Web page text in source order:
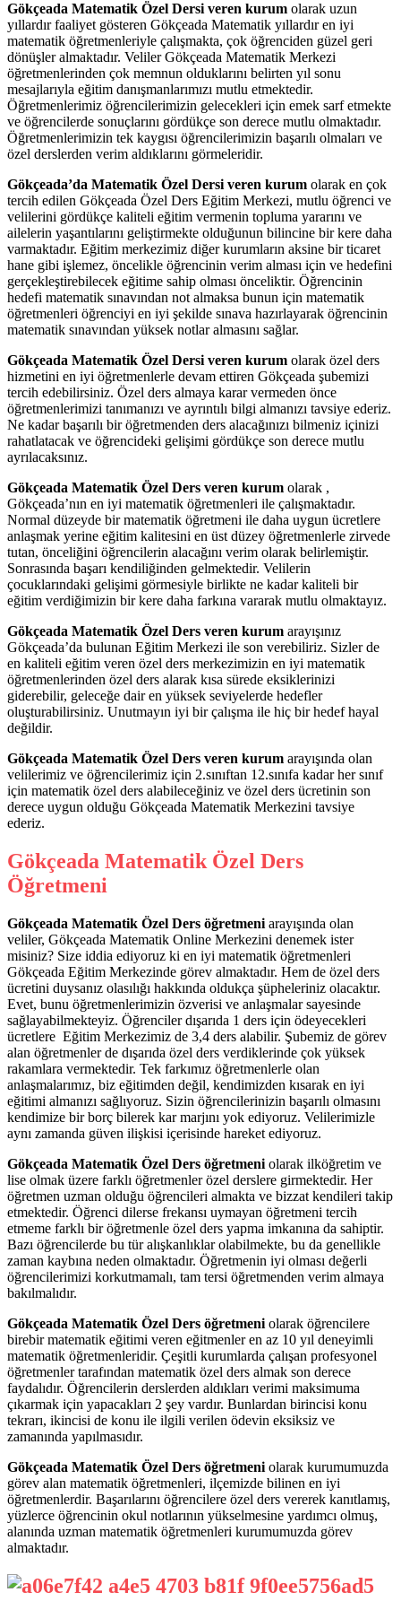
Gökçeada Matematik Özel Dersi veren kurum olarak uzun
yıllardır faaliyet gösteren Gökçeada Matematik yıllardır en iyi
matematik öğretmenleriyle çalışmakta, çok öğrenciden güzel geri
dönüşler almaktadır. Veliler Gökçeada Matematik Merkezi
öğretmenlerinden çok memnun olduklarını belirten yıl sonu
mesajlarıyla eğitim danışmanlarımızı mutlu etmektedir.
Öğretmenlerimiz öğrencilerimizin gelecekleri için emek sarf etmekte
ve öğrencilerde sonuçlarını gördükçe son derece mutlu olmaktadır.
Öğretmenlerimizin tek kaygısı öğrencilerimizin başarılı olmaları ve
özel derslerden verim aldıklarını görmeleridir.
Gökçeada’da Matematik Özel Dersi veren kurum olarak en çok
tercih edilen Gökçeada Özel Ders Eğitim Merkezi, mutlu öğrenci ve
velilerini gördükçe kaliteli eğitim vermenin topluma yararını ve
ailelerin yaşantılarını geliştirmekte olduğunun bilincine bir kere daha
varmaktadır. Eğitim merkezimiz diğer kurumların aksine bir ticaret
hane gibi işlemez, öncelikle öğrencinin verim alması için ve hedefini
gerçekleştirebilecek eğitime sahip olması önceliktir. Öğrencinin
hedefi matematik sınavından not almaksa bunun için matematik
öğretmenleri öğrenciyi en iyi şekilde sınava hazırlayarak öğrencinin
matematik sınavından yüksek notlar almasını sağlar.
Gökçeada Matematik Özel Dersi veren kurum olarak özel ders
hizmetini en iyi öğretmenlerle devam ettiren Gökçeada şubemizi
tercih edebilirsiniz. Özel ders almaya karar vermeden önce
öğretmenlerimizi tanımanızı ve ayrıntılı bilgi almanızı tavsiye ederiz.
Ne kadar başarılı bir öğretmenden ders alacağınızı bilmeniz içinizi
rahatlatacak ve öğrencideki gelişimi gördükçe son derece mutlu
ayrılacaksınız.
Gökçeada Matematik Özel Ders veren kurum olarak ,
Gökçeada’nın en iyi matematik öğretmenleri ile çalışmaktadır.
Normal düzeyde bir matematik öğretmeni ile daha uygun ücretlere
anlaşmak yerine eğitim kalitesini en üst düzey öğretmenlerle zirvede
tutan, önceliğini öğrencilerin alacağını verim olarak belirlemiştir.
Sonrasında başarı kendiliğinden gelmektedir. Velilerin
çocuklarındaki gelişimi görmesiyle birlikte ne kadar kaliteli bir
eğitim verdiğimizin bir kere daha farkına vararak mutlu olmaktayız.
Gökçeada Matematik Özel Ders veren kurum arayışınız
Gökçeada’da bulunan Eğitim Merkezi ile son verebiliriz. Sizler de
en kaliteli eğitim veren özel ders merkezimizin en iyi matematik
öğretmenlerinden özel ders alarak kısa sürede eksiklerinizi
giderebilir, geleceğe dair en yüksek seviyelerde hedefler
oluşturabilirsiniz. Unutmayın iyi bir çalışma ile hiç bir hedef hayal
değildir.
Gökçeada Matematik Özel Ders veren kurum arayışında olan
velilerimiz ve öğrencilerimiz için 2.sınıftan 12.sınıfa kadar her sınıf
için matematik özel ders alabileceğiniz ve özel ders ücretinin son
derece uygun olduğu Gökçeada Matematik Merkezini tavsiye
ederiz.
Gökçeada Matematik Özel Ders
Öğretmeni
Gökçeada Matematik Özel Ders öğretmeni arayışında olan
veliler, Gökçeada Matematik Online Merkezini denemek ister
misiniz? Size iddia ediyoruz ki en iyi matematik öğretmenleri
Gökçeada Eğitim Merkezinde görev almaktadır. Hem de özel ders
ücretini duysanız olasılığı hakkında oldukça şüpheleriniz olacaktır.
Evet, bunu öğretmenlerimizin özverisi ve anlaşmalar sayesinde
sağlayabilmekteyiz. Öğrenciler dışarıda 1 ders için ödeyecekleri
ücretlere Eğitim Merkezimiz de 3,4 ders alabilir. Şubemiz de görev
alan öğretmenler de dışarıda özel ders verdiklerinde çok yüksek
rakamlara vermektedir. Tek farkımız öğretmenlerle olan
anlaşmalarımız, biz eğitimden değil, kendimizden kısarak en iyi
eğitimi almanızı sağlıyoruz. Sizin öğrencilerinizin başarılı olmasını
kendimize bir borç bilerek kar marjını yok ediyoruz. Velilerimizle
aynı zamanda güven ilişkisi içerisinde hareket ediyoruz.
Gökçeada Matematik Özel Ders öğretmeni olarak ilköğretim ve
lise olmak üzere farklı öğretmenler özel derslere girmektedir. Her
öğretmen uzman olduğu öğrencileri almakta ve bizzat kendileri takip
etmektedir. Öğrenci dilerse frekansı uymayan öğretmeni tercih
etmeme farklı bir öğretmenle özel ders yapma imkanına da sahiptir.
Bazı öğrencilerde bu tür alışkanlıklar olabilmekte, bu da genellikle
zaman kaybına neden olmaktadır. Öğretmenin iyi olması değerli
öğrencilerimizi korkutmamalı, tam tersi öğretmenden verim almaya
bakılmalıdır.
Gökçeada Matematik Özel Ders öğretmeni olarak öğrencilere
birebir matematik eğitimi veren eğitmenler en az 10 yıl deneyimli
matematik öğretmenleridir. Çeşitli kurumlarda çalışan profesyonel
öğretmenler tarafından matematik özel ders almak son derece
faydalıdır. Öğrencilerin derslerden aldıkları verimi maksimuma
çıkarmak için yapacakları 2 şey vardır. Bunlardan birincisi konu
tekrarı, ikincisi de konu ile ilgili verilen ödevin eksiksiz ve
zamanında yapılmasıdır.
Gökçeada Matematik Özel Ders öğretmeni olarak kurumumuzda
görev alan matematik öğretmenleri, ilçemizde bilinen en iyi
öğretmenlerdir. Başarılarını öğrencilere özel ders vererek kanıtlamış,
yüzlerce öğrencinin okul notlarının yükselmesine yardımcı olmuş,
alanında uzman matematik öğretmenleri kurumumuzda görev
almaktadır.